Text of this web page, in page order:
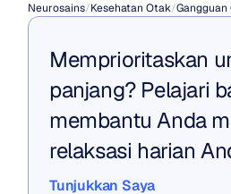
Neurosains/Kesehatan Otak/
Memprioritaskan
panjang? Pelajari
membantu Anda
relaksasi harian
Tunjukkan Saya